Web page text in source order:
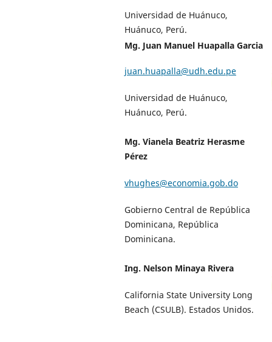
Universidad de Huánuco,
Huánuco, Perú.
Mg. Juan Manuel Huapalla Garcia
juan.huapalla@udh.edu.pe
Universidad de Huánuco,
Huánuco, Perú.
Mg. Vianela Beatriz Herasme
Pérez
vhughes@economia.gob.do
Gobierno Central de República
Dominicana, República
Dominicana.
Ing. Nelson Minaya Rivera
California State University Long
Beach (CSULB). Estados Unidos.